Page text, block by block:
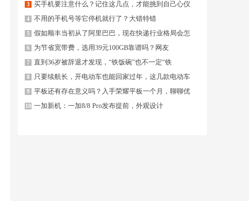
3 买手机要注意什么？记住这几点，才能挑到自己心仪
4 不用的手机号等它停机就行了？大错特错
5 假如顺丰当初从了阿里巴巴，现在快递行业格局会怎
6 为节省宽带费，选用39元100GB靠谱吗？网友
7 直到36岁被辞退才发现，“铁饭碗”也不一定“铁
8 只要续航长，开电动车也能回家过年，这几款电动车
9 平板还有存在意义吗？入手荣耀平板一个月，聊聊优
10 一加新机：一加8/8 Pro发布提前，外观设计